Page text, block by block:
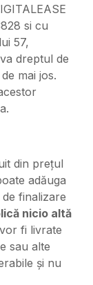
si cu
57,
dreptul de
mai jos.
din prețul
adăuga
finalizare
nicio altă
fi livrate
sau alte
și nu